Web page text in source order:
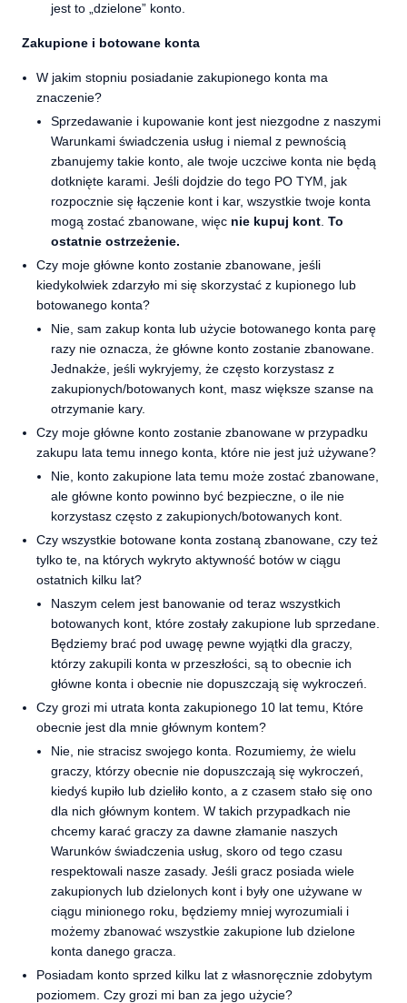
jest to „dzielone” konto.
Zakupione i botowane konta
W jakim stopniu posiadanie zakupionego konta ma
znaczenie?
Sprzedawanie i kupowanie kont jest niezgodne z naszymi
Warunkami świadczenia usług i niemal z pewnością
zbanujemy takie konto, ale twoje uczciwe konta nie będą
dotknięte karami. Jeśli dojdzie do tego PO TYM, jak
rozpocznie się łączenie kont i kar, wszystkie twoje konta
mogą zostać zbanowane, więc nie kupuj kont To
ostatnie ostrzeżenie.
Czy moje główne konto zostanie zbanowane, jeśli
kiedykolwiek zdarzyło mi się skorzystać z kupionego lub
botowanego konta?
Nie, sam zakup konta lub użycie botowanego konta parę
razy nie oznacza, że główne konto zostanie zbanowane.
Jednakże, jeśli wykryjemy, że często korzystasz z
zakupionych/botowanych kont, masz większe szanse na
otrzymanie kary.
Czy moje główne konto zostanie zbanowane w przypadku
zakupu lata temu innego konta, które nie jest już używane?
Nie, konto zakupione lata temu może zostać zbanowane,
ale główne konto powinno być bezpieczne, o ile nie
korzystasz często z zakupionych/botowanych kont.
Czy wszystkie botowane konta zostaną zbanowane, czy też
tylko te, na których wykryto aktywność botów w ciągu
ostatnich kilku lat?
Naszym celem jest banowanie od teraz wszystkich
botowanych kont, które zostały zakupione lub sprzedane.
Będziemy brać pod uwagę pewne wyjątki dla graczy,
którzy zakupili konta w przeszłości, są to obecnie ich
główne konta i obecnie nie dopuszczają się wykroczeń.
Czy grozi mi utrata konta zakupionego 10 lat temu, Które
obecnie jest dla mnie głównym kontem?
Nie, nie stracisz swojego konta. Rozumiemy, że wielu
graczy, którzy obecnie nie dopuszczają się wykroczeń,
kiedyś kupiło lub dzieliło konto, a z czasem stało się ono
dla nich głównym kontem. W takich przypadkach nie
chcemy karać graczy za dawne złamanie naszych
Warunków świadczenia usług, skoro od tego czasu
respektowali nasze zasady. Jeśli gracz posiada wiele
zakupionych lub dzielonych kont i były one używane w
ciągu minionego roku, będziemy mniej wyrozumiali i
możemy zbanować wszystkie zakupione lub dzielone
konta danego gracza.
Posiadam konto sprzed kilku lat z własnoręcznie zdobytym
poziomem. Czy grozi mi ban za jego użycie?